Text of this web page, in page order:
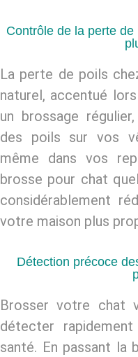
Contrôle de la perte
La perte de poils
naturel, accentué
un brossage
des poils sur vos
même dans vos
brosse pour chat
considérablement
votre maison plus
Détection précoce
Brosser votre chat
détecter
santé. En passant la